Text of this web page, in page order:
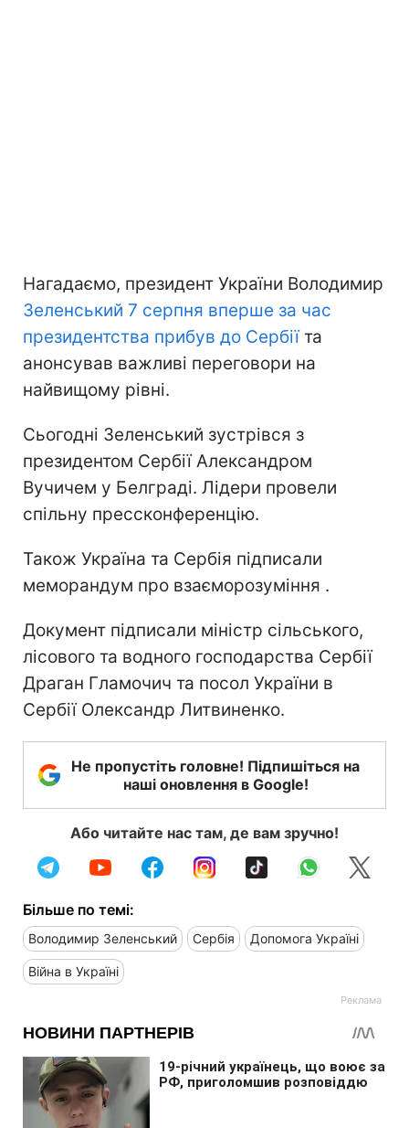
Нагадаємо, президент України Володимир
Зеленський 7 серпня вперше за час
президентства прибув до Сербіїта
анонсував важливі переговори на
найвищому рівні.
Сьогодні Зеленський зустрівся з
президентом Сербії Александром
Вучичем у Белграді. Лідери провели
спільну прессконференцію.
Також Україна та Сербія підписали
меморандум про взаєморозуміння .
Документ підписали міністр сільського,
лісового та водного господарства Сербії
Драган Гламочич та посол України в
Сербії Олександр Литвиненко.
Не пропустіть головне! Підпишіться на
наші оновлення в Google!
Або читайте нас там, де вам зручно!
Більше по темі:
Володимир Зеленський Сербія Допомога Україні
Війна в Україні